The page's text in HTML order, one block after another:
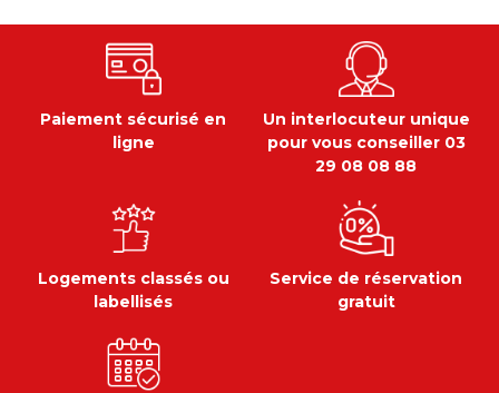
Paiement sécurisé en
ligne
Un interlocuteur unique
pour vous conseiller 03
29 08 08 88
Logements classés ou
labellisés
Service de réservation
gratuit